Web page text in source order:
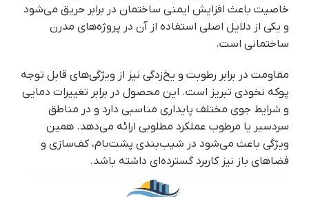
خاصیت باعث افزایش ایمنی ساختمان در برابر حریق می‌شود
و یکی از دلایل اصلی استفاده از آن در پروژه‌های مدرن
ساختمانی است.
مقاومت در برابر رطوبت و یخ‌زدگی نیز از ویژگی‌های قابل توجه
پوکه نخودی تبریز است. این محصول در برابر تغییرات دمایی
و شرایط جوی مختلف پایداری مناسبی دارد و در مناطق
سردسیر یا مرطوب عملکرد مطلوبی ارائه می‌دهد. همین
ویژگی باعث می‌شود در شیب‌بندی پشت‌بام، کف‌سازی و
فضاهای باز نیز کاربرد گسترده‌ای داشته باشد.